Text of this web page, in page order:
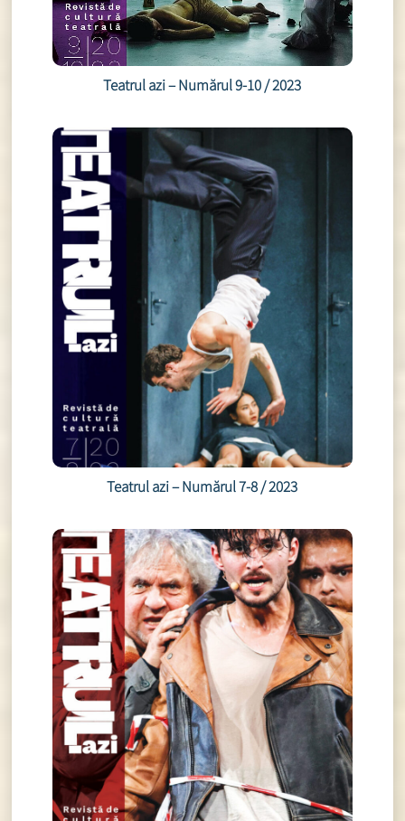
Teatrul azi – Numărul 9-10 / 2023
Teatrul azi – Numărul 7-8 / 2023